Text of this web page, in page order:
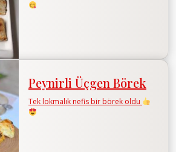
Peynirli Üçgen Börek
Tek lokmalık nefis bir börek oldu